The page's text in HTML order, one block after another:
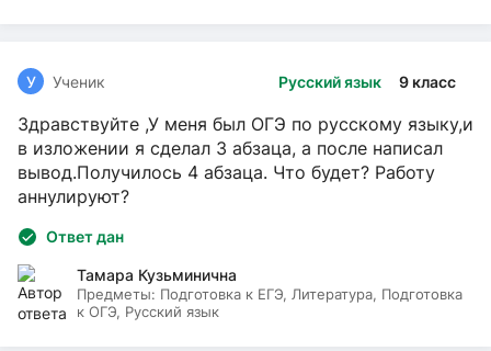
Русский язык 9 класс
У Ученик
Здравствуйте ,У меня был ОГЭ по русскому языку,и
в изложении я сделал 3 абзаца, а после написал
вывод.Получилось 4 абзаца. Что будет? Работу
аннулируют?
Ответ дан
Тамара Кузьминична
Предметы: Подготовка к ЕГЭ, Литература, Подготовка
к ОГЭ, Русский язык